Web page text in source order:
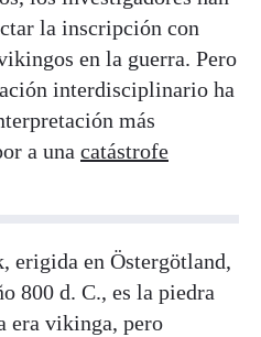
la inscripción con
en la guerra. Pero
interdisciplinario ha
más
a una catástrofe
erigida en Östergötland,
800 d. C., es la piedra
era vikinga, pero